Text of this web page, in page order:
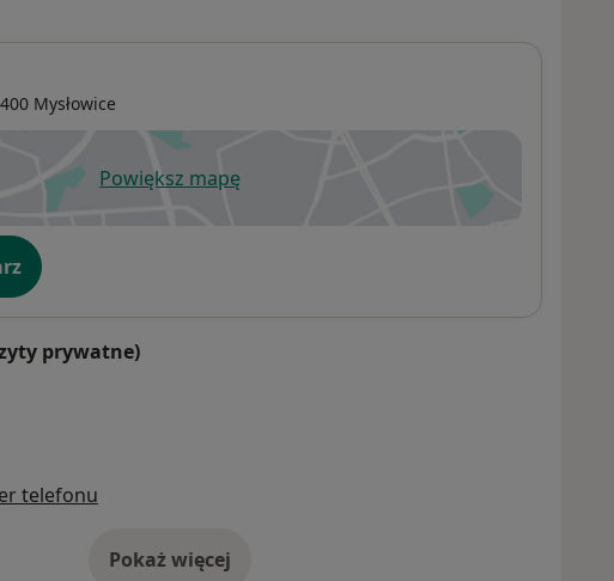
Mysłowice
Powiększ mapęotwiera się w nowej karcie
prywatne)
telefonu
Pokaż więcej
o adresie